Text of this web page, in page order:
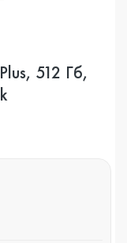
512 Гб,